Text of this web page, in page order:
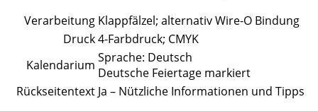
Verarbeitung Klappfälzel; alternativ Wire-O Bindung
Druck4-Farbdruck; CMYK
Kalendarium Sprache: Deutsch
Deutsche Feiertage markiert
Rückseitentext Ja – Nützliche Informationen und Tipps